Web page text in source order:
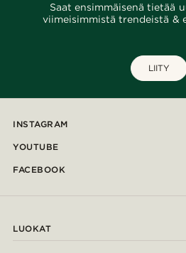
Saat ensimmäisenä tietää
viimeisimmistä trendeistä &
LIITY
INSTAGRAM
YOUTUBE
FACEBOOK
LUOKAT